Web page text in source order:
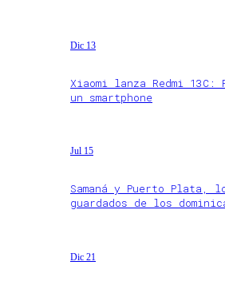
Dic 13
Xiaomi lanza Redmi
un smartphone
Jul 15
Samaná y Puerto Plata,
guardados de los
Dic 21